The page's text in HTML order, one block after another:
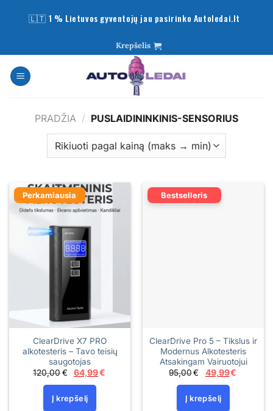
🇱🇹 1 % Lietuvos gyventojų jau pasirinko Autoledai.lt
Krepšelis
PRADŽIA / PUSLAIDININKINIS-SENSORIUS
Perkamiausia
ClearDrive X7 PRO
alkotesteris – Tavo teisių
saugotojas
120,00€
Original
price
was:
120,00€.
64,99€
Į krepšelį
Bestselleris
ClearDrive Pro 5 – Tikslus ir
Modernus Alkotesteris
Atsakingam Vairuotojui
95,00€
Original
price
was:
95,00€.
49,99€
Į krepšelį